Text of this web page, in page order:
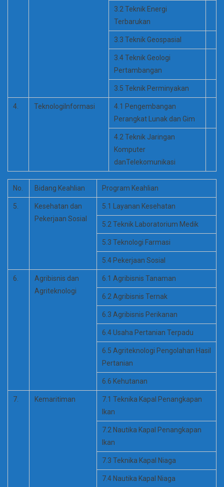
3.2 Teknik Energi
Terbarukan
3.3 Teknik Geospasial
3.4 Teknik Geologi
Pertambangan
3.5 Teknik Perminyakan
4. TeknologiInformasi
4.1 Pengembangan
Perangkat Lunak dan Gim
4.2 Teknik Jaringan
Komputer
danTelekomunikasi
No. Bidang Keahlian Program Keahlian
5.
Kesehatan dan
Pekerjaan Sosial
5.1 Layanan Kesehatan
5.2 Teknik Laboratorium Medik
5.3 Teknologi Farmasi
5.4 Pekerjaan Sosial
6.
Agribisnis dan
Agriteknologi
6.1 Agribisnis Tanaman
6.2 Agribisnis Ternak
6.3 Agribisnis Perikanan
6.4 Usaha Pertanian Terpadu
6.5 Agriteknologi Pengolahan Hasil
Pertanian
6.6 Kehutanan
7. Kemaritiman
7.1 Teknika Kapal Penangkapan
Ikan
7.2 Nautika Kapal Penangkapan
Ikan
7.3 Teknika Kapal Niaga
7.4 Nautika Kapal Niaga